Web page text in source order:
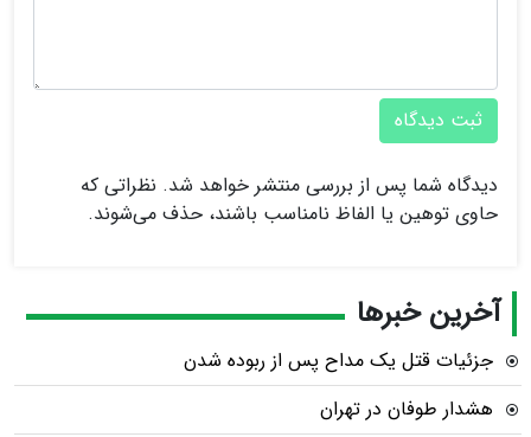
ثبت دیدگاه
دیدگاه شما پس از بررسی منتشر خواهد شد. نظراتی که
حاوی توهین یا الفاظ نامناسب باشند، حذف می‌شوند.
آخرین خبرها
جزئیات قتل یک مداح پس از ربوده شدن
هشدار طوفان در تهران